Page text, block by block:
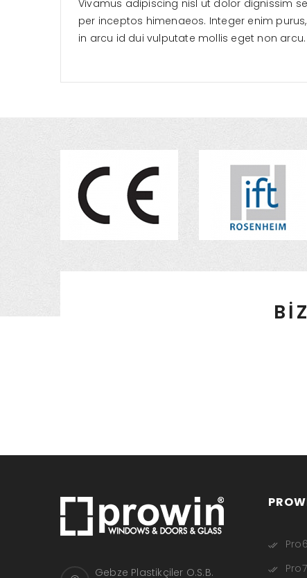
Vivamus adipiscing nisl ut dolor dignissim
per inceptos himenaeos. Integer enim
in arcu id dui vulputate mollis eget non
Gebze Plastikçiler O.S.B.